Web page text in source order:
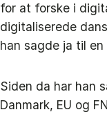
for at forske i
digitaliserede
han sagde ja til en
Siden da har han
Danmark, EU og